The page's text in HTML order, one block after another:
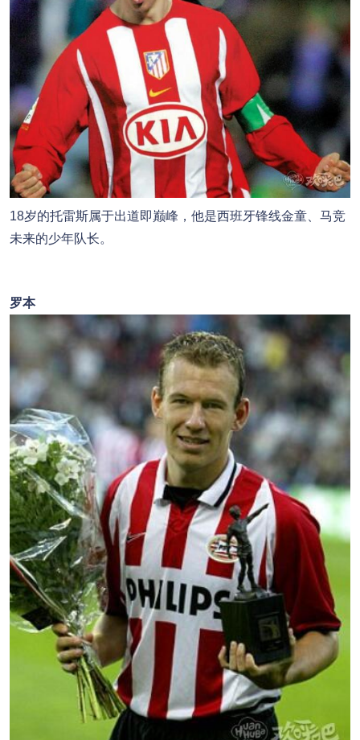
18岁的托雷斯属于出道即巅峰，他是西班牙锋线金童、马竞
未来的少年队长。
罗本